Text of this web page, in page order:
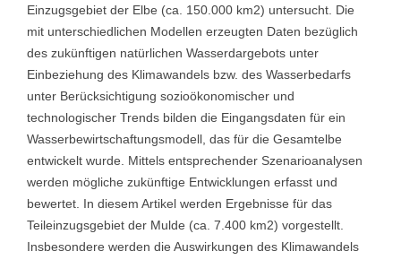
Einzugsgebiet der Elbe (ca. 150.000 km2) untersucht. Die
mit unterschiedlichen Modellen erzeugten Daten bezüglich
des zukünftigen natürlichen Wasserdargebots unter
Einbeziehung des Klimawandels bzw. des Wasserbedarfs
unter Berücksichtigung sozioökonomischer und
technologischer Trends bilden die Eingangsdaten für ein
Wasserbewirtschaftungsmodell, das für die Gesamtelbe
entwickelt wurde. Mittels entsprechender Szenarioanalysen
werden mögliche zukünftige Entwicklungen erfasst und
bewertet. In diesem Artikel werden Ergebnisse für das
Teileinzugsgebiet der Mulde (ca. 7.400 km2) vorgestellt.
Insbesondere werden die Auswirkungen des Klimawandels